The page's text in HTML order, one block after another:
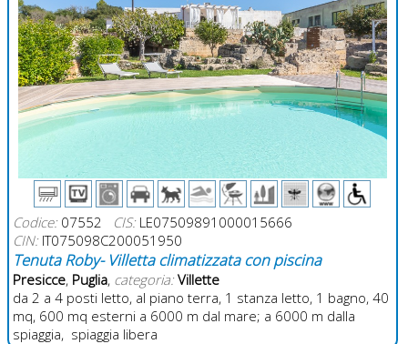
Codice:07552 CIS:LE07509891000015666
CIN:IT075098C200051950
Tenuta Roby- Villetta climatizzata con piscina
Presicce, Puglia, categoria: Villette
da 2 a 4 posti letto, al piano terra, 1 stanza letto, 1 bagno, 40
mq, 600 mq esterni a 6000 m dal mare; a 6000 m dalla
spiaggia, spiaggia libera